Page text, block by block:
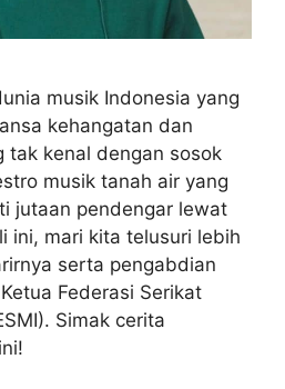
musik Indonesia yang
kehangatan dan
tak kenal dengan sosok
musik tanah air yang
jutaan pendengar lewat
ini, mari kita telusuri lebih
serta pengabdian
Federasi Serikat
Simak cerita